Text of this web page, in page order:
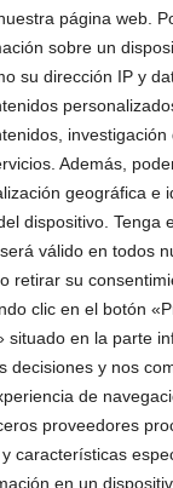
página web.
sobre un
su dirección IP y
Además,
geográfica e
dispositivo. Tenga
válido en todos
retirar su
clic en el botón
situado en la parte
decisiones y nos
de
proveedores
características
en un